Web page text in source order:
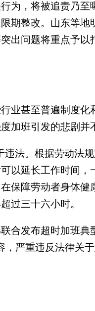
，将被追责乃至
期整改。山东等
出问题将重点予以
甚至普遍制度化和
加班引发的悲剧并
法。根据劳动法规
以延长工作时间
保障劳动者身体健
过三十六小时。
发布超时加班典
，严重违反法律关